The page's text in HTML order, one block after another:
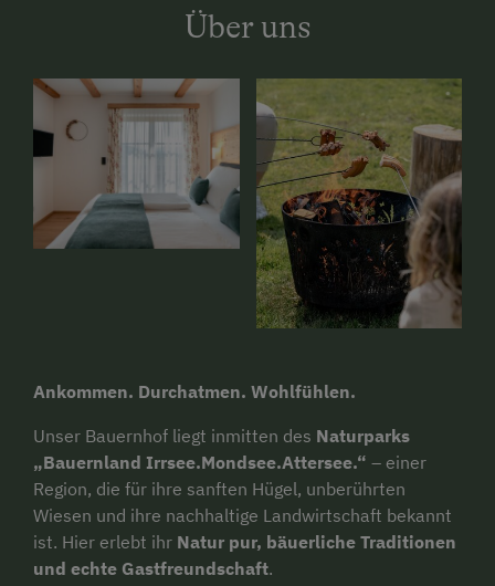
Über uns
Ankommen. Durchatmen. Wohlfühlen.
Unser Bauernhof liegt inmitten des Naturparks
„Bauernland Irrsee.Mondsee.Attersee.“ – einer
Region, die für ihre sanften Hügel, unberührten
Wiesen und ihre nachhaltige Landwirtschaft bekannt
ist. Hier erlebt ihr Natur pur, bäuerliche Traditionen
und echte Gastfreundschaft.